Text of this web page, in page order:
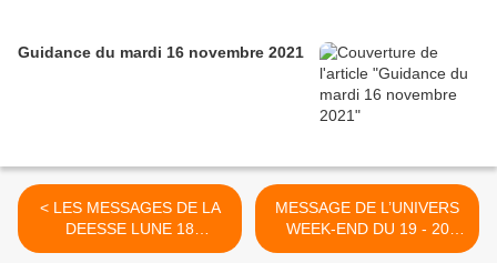
Guidance du mardi 16 novembre 2021
< LES MESSAGES DE LA
DEESSE LUNE 18
SEPTEMBRE 2020
MESSAGE DE L’UNIVERS
WEEK-END DU 19 - 20
SEPTEMBRE 2020 >